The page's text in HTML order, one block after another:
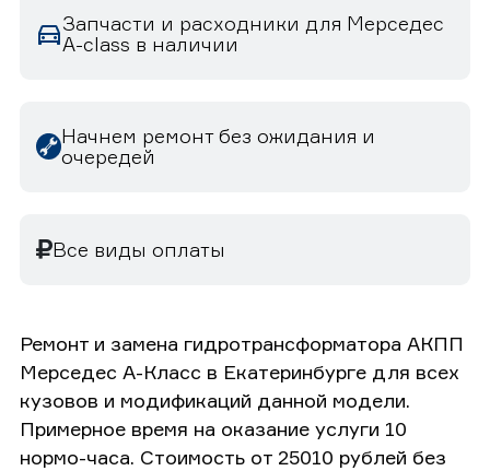
Запчасти и расходники для Мерседес
A-class в наличии
Начнем ремонт без ожидания и
очередей
Все виды оплаты
Ремонт и замена гидротрансформатора АКПП
Мерседес А-Класс в Екатеринбурге для всех
кузовов и модификаций данной модели.
Примерное время на оказание услуги 10
нормо-часа. Стоимость от 25010 рублей без